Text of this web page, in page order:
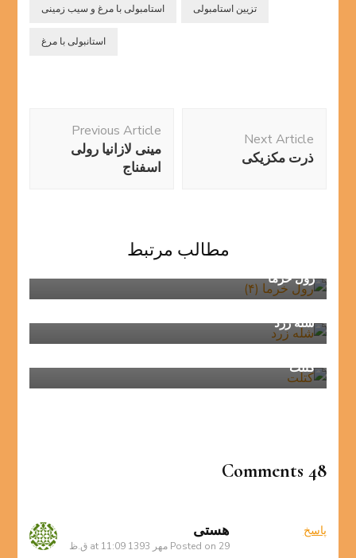
استامبولی با مرغ و سیب زمینی تزیین استامبولی
استانبولی با مرغ
Navigation
Previous Article
مینی لازانیا رولی
اسفناج
Next Article
ذرت مکزیکی
مطالب مرتبط
رول خرما
شله زرد
کتلت
48 Comments
هستی
Posted on 29 مهر 1393 at 11:09 ق.ظ
پاسخ